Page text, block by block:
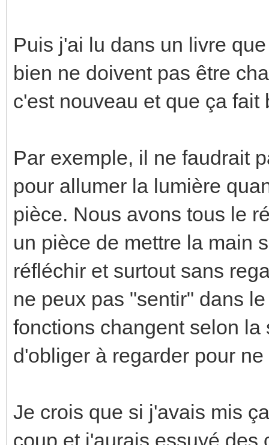
Puis j'ai lu dans un livre
bien ne doivent pas être
c'est nouveau et que ça fait
Par exemple, il ne faudrait
pour allumer la lumière
pièce. Nous avons tous le
un pièce de mettre la main
réfléchir et surtout sans
ne peux pas "sentir" dans
fonctions changent selon
d'obliger à regarder pour
Je crois que si j'avais mis
coup et j'aurais essuyé des